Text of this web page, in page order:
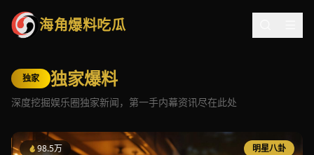
海角爆料吃瓜
独家 独家爆料
深度挖掘娱乐圈独家新闻，第一手内幕资讯尽在此处
98.5万 明星八卦